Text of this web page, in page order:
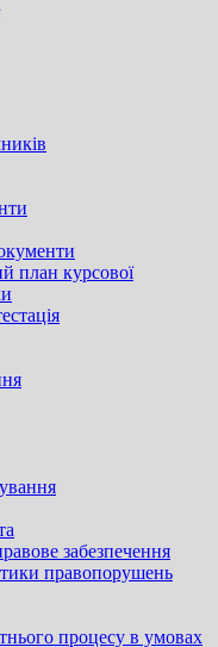
план курсової
забезпечення
правопорушень
процесу в умовах